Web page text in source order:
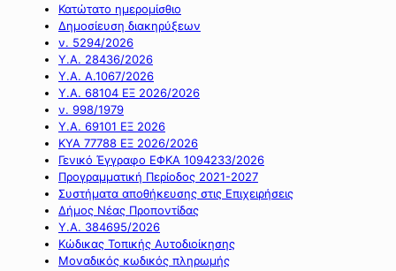
Κατώτατο ημερομίσθιο
Δημοσίευση διακηρύξεων
ν. 5294/2026
Υ.Α. 28436/2026
Υ.Α. Α.1067/2026
Υ.Α. 68104 ΕΞ 2026/2026
ν. 998/1979
Υ.Α. 69101 ΕΞ 2026
ΚΥΑ 77788 ΕΞ 2026/2026
Γενικό Έγγραφο ΕΦΚΑ 1094233/2026
Προγραμματική Περίοδος 2021-2027
Συστήματα αποθήκευσης στις Επιχειρήσεις
Δήμος Νέας Προποντίδας
Υ.Α. 384695/2026
Κώδικας Τοπικής Αυτοδιοίκησης
Μοναδικός κωδικός πληρωμής